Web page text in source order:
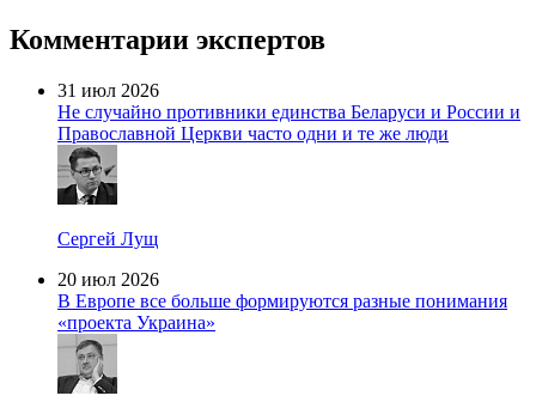
Комментарии экспертов
31 июл 2026
Не случайно противники единства Беларуси и России и
Православной Церкви часто одни и те же люди
Сергей Лущ
20 июл 2026
В Европе все больше формируются разные понимания
«проекта Украина»